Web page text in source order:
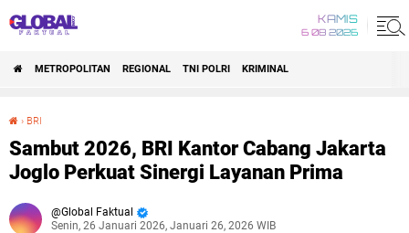
KAMIS
6 08 2026
METROPOLITAN REGIONAL TNI POLRI KRIMINAL
› BRI
Sambut 2026, BRI Kantor Cabang Jakarta
Joglo Perkuat Sinergi Layanan Prima
Global Faktual
Senin, 26 Januari 2026, Januari 26, 2026 WIB